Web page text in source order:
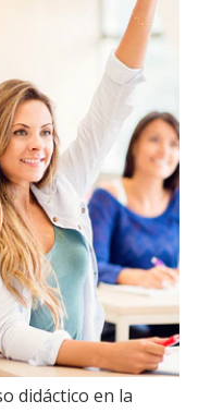
didáctico en la